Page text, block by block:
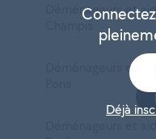
Déménageurs et
Déménageurs et
Déjà